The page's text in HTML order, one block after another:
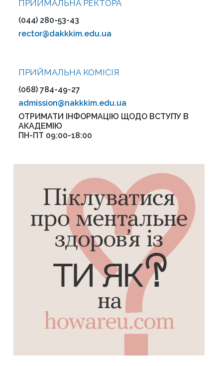
ПРИЙМАЛЬНА РЕКТОРА
(044) 280-53-43
rector@dakkkim.edu.ua
ПРИЙМАЛЬНА KOMІСІЯ
(068) 784-49-27
admission@nakkkim.edu.ua
ОТРИМАТИ ІНФОРМАЦІЮ ЩОДО ВСТУПУ В
АКАДЕМІЮ
ПН-ПТ 09:00-18:00